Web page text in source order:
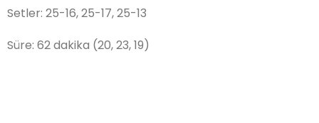
Setler: 25-16, 25-17, 25-13
Süre: 62 dakika (20, 23, 19)